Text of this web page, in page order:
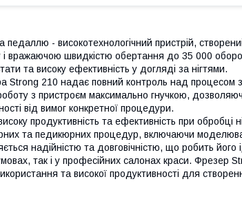
педаллю - високотехнологічний пристрій,
вражаючою швидкістю обертання до 35 000
та високу ефективність у догляді за нігтями.
Strong 210 надає повний контроль над процесом
з пристроєм максимально гнучкою,
від вимог конкретної процедури.
продуктивність та ефективність при обробці
та педикюрних процедур, включаючи
надійністю та довговічністю, що робить
так і у професійних салонах краси. Фрезер
та високої продуктивності для